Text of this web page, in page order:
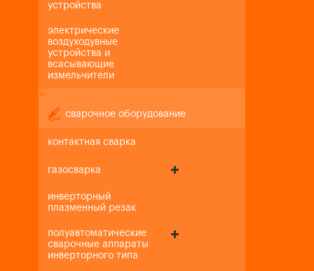
устройства
электрические
воздуходувные
устройства и
всасывающие
измельчители
+-
сварочное оборудование
контактная сварка
газосварка
инверторный
плазменный резак
полуавтоматические
сварочные аппараты
инверторного типа